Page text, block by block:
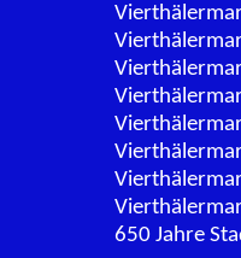
650 Jahre